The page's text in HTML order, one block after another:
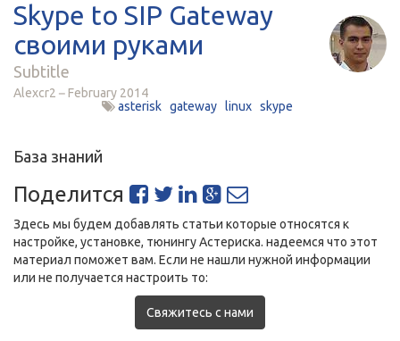
Skype to SIP Gateway
своими руками
Subtitle
Alexcr2
February 2014
asterisk gateway linux skype
База знаний
Поделится
Здесь мы будем добавлять статьи которые относятся к
настройке, установке, тюнингу Астериска. надеемся что этот
материал поможет вам. Если не нашли нужной информации
или не получается настроить то:
Свяжитесь с нами